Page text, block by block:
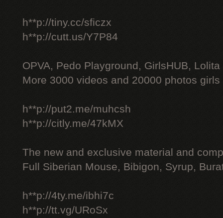
h**p://tiny.cc/sficzx
h**p://cutt.us/Y7P84
OPVA, Pedo Playground, GirlsHUB, Lolita
More 3000 videos and 20000 photos
h**p://put2.me/muhcsh
h**p://citly.me/47kMX
The new and exclusive material and
Full Siberian Mouse, Bibigon, Syrup,
h**p://4ty.me/ibhi7c
h**p://tt.vg/URoSx